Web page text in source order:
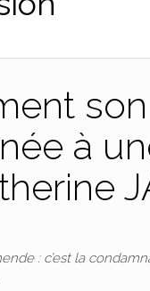
à
: c’est la